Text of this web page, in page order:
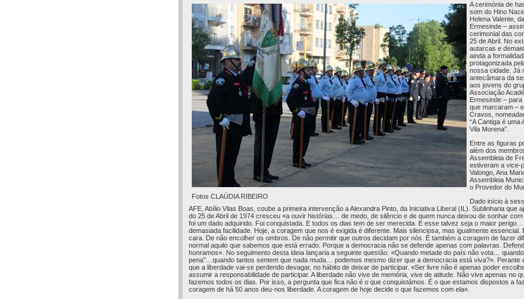
Fotos CLAÚDIA RIBEIRO
A cerimónia de
som do Hino
Helena Valente,
Ermesinde –
cerimonial das
25 de Abril. No
autarcas e
ainda a
protagonizada
nossa cidade. Já
antecâmara da
aos jovens do
Associação
Ermesinde –
que marcaram –
Cravos,
“A Cantiga é uma
Vila Morena”.
Entre as figuras
além dos
Assembleia de
estiveram a vice-
Valongo, Ana
Assembleia
o Provedor do
Dado início à
AFE, Abílio Vilas Boas, coube a primeira intervenção a Alexandra Pinto, da Iniciativa Liberal (IL). Sublinharia que
do 25 de Abril de 1974 cresceu «a ouvir histórias… de medo, de silêncio e de quem nunca deixou de sonhar com
foi um dado adquirido. Foi conquistada. E todos os dias tem de ser merecida. E esse talvez seja o maior
demasiada facilidade. Hoje, a coragem que nos é exigida é diferente. Mais silenciosa, mas igualmente essencial.
cara. De não encolher os ombros. De não permitir que outros decidam por nós. É também a coragem de fazer
normal aquilo que sabemos que está errado. Porque a democracia não se defende apenas com palavras.
honramos». No seguimento desta ideia lançaria a seguinte questão: «Quando metade do país não vota…
pena”…quando tantos sentem que nada muda… podemos mesmo dizer que a democracia está viva?». Perante
que a liberdade vai-se perdendo devagar, no hábito de deixar de participar. «Ser livre não é apenas poder
assumir a responsabilidade de participar. A liberdade não vive de memória, vive de atitude. Não vive apenas no
fazemos todos os dias. Por isso, a pergunta que fica não é o que conquistámos. É o que estamos dispostos a
coragem de há 50 anos deu-nos liberdade. A coragem de hoje decide o que fazemos com ela».